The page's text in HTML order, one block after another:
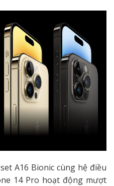
A16 Bionic cùng hệ điều
14 Pro hoạt động mượt